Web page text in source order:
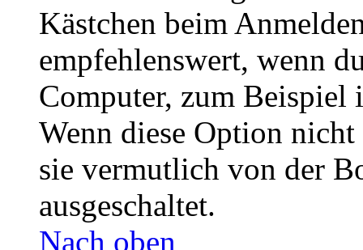
Kästchen beim
empfehlenswert, wenn
Computer, zum Beispiel
Wenn diese Option
sie vermutlich von der
ausgeschaltet.
Nach oben